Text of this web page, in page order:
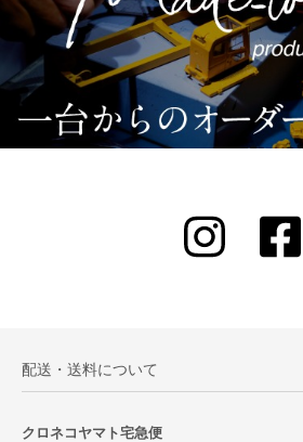
配送・送料について
クロネコヤマト宅急便